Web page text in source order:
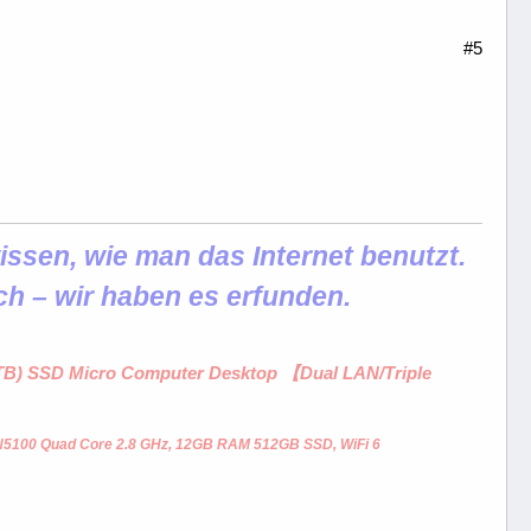
#5
wie man das Internet benutzt.
– wir haben es erfunden.
SSD Micro Computer Desktop 【Dual LAN/Triple
Quad Core 2.8 GHz, 12GB RAM 512GB SSD, WiFi 6